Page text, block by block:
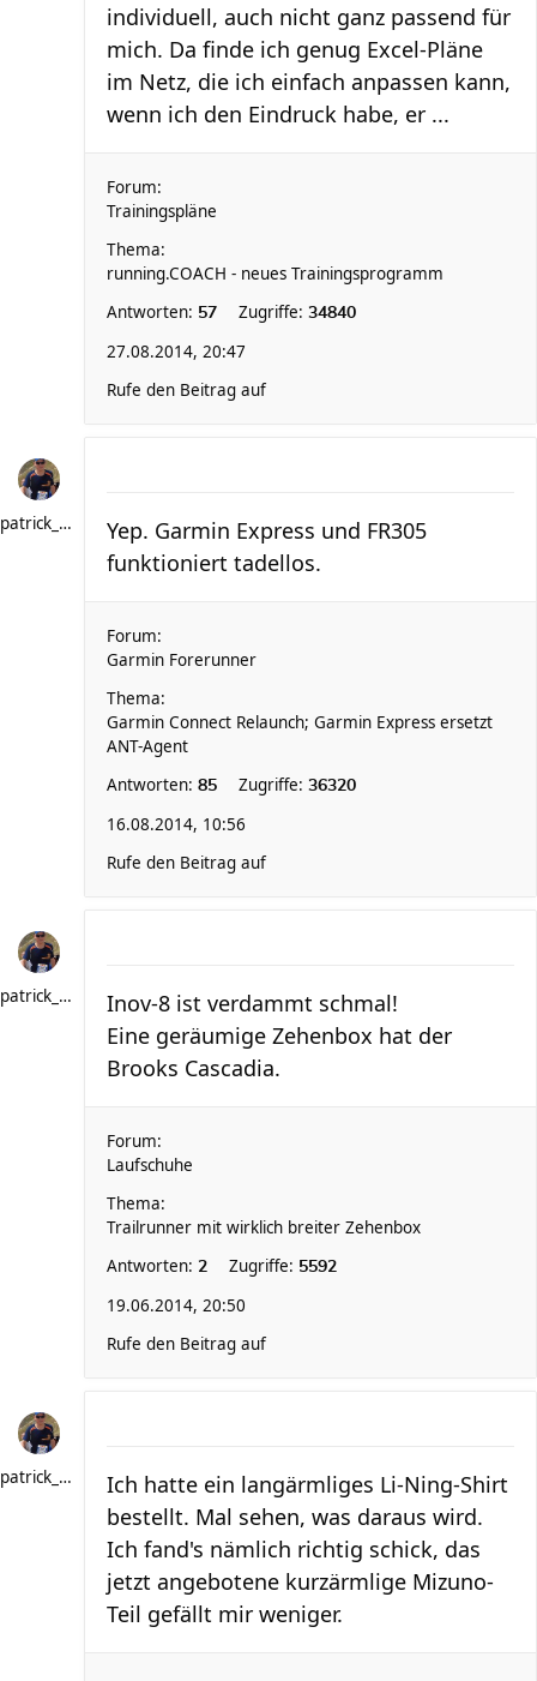
individuell, auch nicht ganz passend für
mich. Da finde ich genug Excel-Pläne
im Netz, die ich einfach anpassen kann,
wenn ich den Eindruck habe, er ...
Forum:
Trainingspläne
Thema:
running.COACH - neues Trainingsprogramm
Antworten: 57 Zugriffe: 34840
27.08.2014, 20:47
Rufe den Beitrag auf
patrick_schere
Yep. Garmin Express und FR305
funktioniert tadellos.
Forum:
Garmin Forerunner
Thema:
Garmin Connect Relaunch; Garmin Express ersetzt
ANT-Agent
Antworten: 85 Zugriffe: 36320
16.08.2014, 10:56
Rufe den Beitrag auf
patrick_schere
Inov-8 ist verdammt schmal!
Eine geräumige Zehenbox hat der
Brooks Cascadia.
Forum:
Laufschuhe
Thema:
Trailrunner mit wirklich breiter Zehenbox
Antworten: 2 Zugriffe: 5592
19.06.2014, 20:50
Rufe den Beitrag auf
patrick_schere
Ich hatte ein langärmliges Li-Ning-Shirt
bestellt. Mal sehen, was daraus wird.
Ich fand's nämlich richtig schick, das
jetzt angebotene kurzärmlige Mizuno-
Teil gefällt mir weniger.